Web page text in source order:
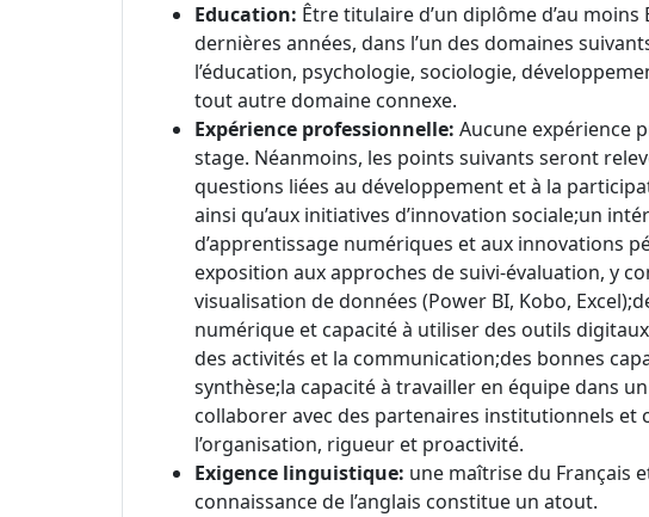
Education: Être titulaire d’un diplôme d’au
dernières années, dans l’un des domaines
l’éducation, psychologie, sociologie,
tout autre domaine connexe.
Expérience professionnelle: Aucune expérience
stage. Néanmoins, les points suivants seront
questions liées au développement et à la
ainsi qu’aux initiatives d’innovation sociale;un
d’apprentissage numériques et aux innovations
exposition aux approches de suivi-évaluation, y
visualisation de données (Power BI, Kobo,
numérique et capacité à utiliser des outils
des activités et la communication;des bonnes
synthèse;la capacité à travailler en équipe dans
collaborer avec des partenaires institutionnels et
l’organisation, rigueur et proactivité.
Exigence linguistique: une maîtrise du Français
connaissance de l’anglais constitue un atout.